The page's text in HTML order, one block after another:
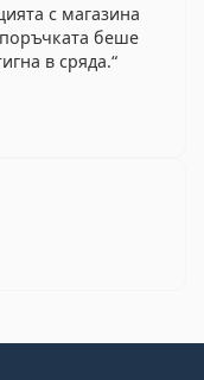
с магазина
беше
в сряда.